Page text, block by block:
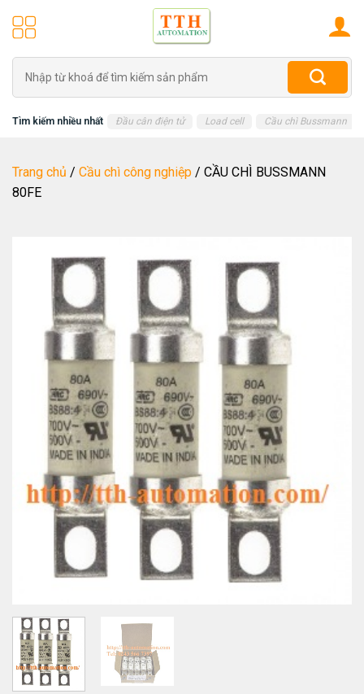
kiếm:
Tìm kiếm nhiều nhất Đầu cân điện tử Load cell Cầu chì Bussmann
Trang chủ / Cầu chì công nghiệp / CẦU CHÌ BUSSMANN
80FE